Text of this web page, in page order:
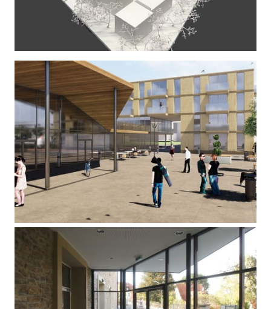
STÄDTEBAU
| Wettbewerb Graz II
GEMEINDEZENTRUM
| Wettbewerb 1. Preis - Niederösterreich